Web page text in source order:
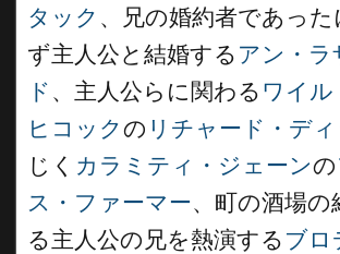
タック 、兄の婚約者であった
ず主人公と結婚する アン・ラ
ド 、主人公らに関わる ワイル
ヒコックの リチャード・デ
じく カラミティ・ジェーンの
ス・ファーマー、町の酒場の
る主人公の兄を熱演する ブロ